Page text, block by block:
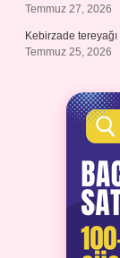
Temmuz 27, 2026
Kebirzade
Temmuz 25, 2026